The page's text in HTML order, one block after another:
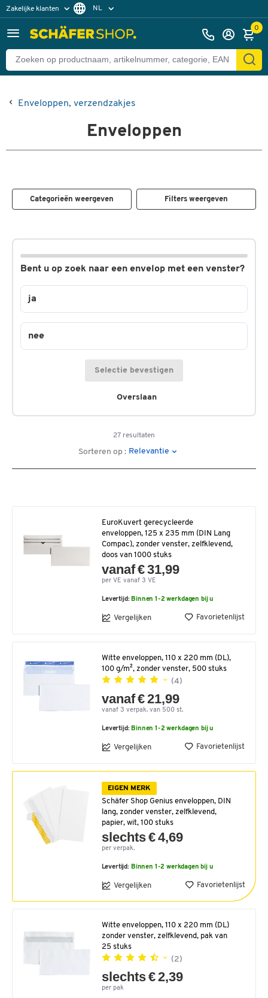
Zakelijke klanten
Particuliere klanten
NL
0
Enveloppen, verzendzakjes
Enveloppen
Categorieën weergeven Filters weergeven
Bent u op zoek naar een envelop met een venster?
Overslaan
ja
nee
Selectie bevestigen
27 resultaten
Sorteren op : Relevantie
EuroKuvert gerecycleerde
enveloppen, 125 x 235 mm (DIN Lang
Compac), zonder venster, zelfklevend,
doos van 1000 stuks
vanaf € 31,99
per VE vanaf 3 VE
Levertijd: Binnen 1-2 werkdagen bij u
Vergelijken Favorietenlijst
Witte enveloppen, 110 x 220 mm (DL),
100 g/m², zonder venster, 500 stuks
(4)
vanaf € 21,99
vanaf 3 verpak. van 500 st.
Levertijd: Binnen 1-2 werkdagen bij u
Vergelijken Favorietenlijst
EIGEN MERK
Schäfer Shop Genius enveloppen, DIN
lang, zonder venster, zelfklevend,
papier, wit, 100 stuks
slechts € 4,69
per verpak.
Levertijd: Binnen 1-2 werkdagen bij u
Vergelijken Favorietenlijst
Witte enveloppen, 110 x 220 mm (DL)
zonder venster, zelfklevend, pak van
25 stuks
(2)
slechts € 2,39
per pak